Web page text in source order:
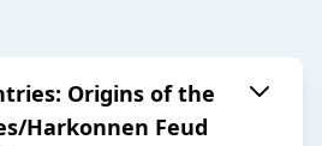
Origins of the
Harkonnen Feud